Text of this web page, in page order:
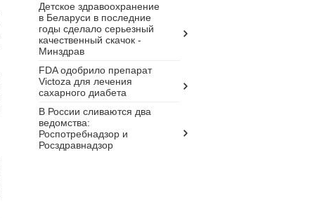
Детское здравоохранение
в Беларуси в последние
годы сделало серьезный
качественный скачок -
Минздрав
FDA одобрило препарат
Victoza для лечения
сахарного диабета
В России сливаются два
ведомства:
Роспотребнадзор и
Росздравнадзор